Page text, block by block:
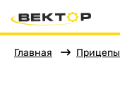
Главная Прицепы